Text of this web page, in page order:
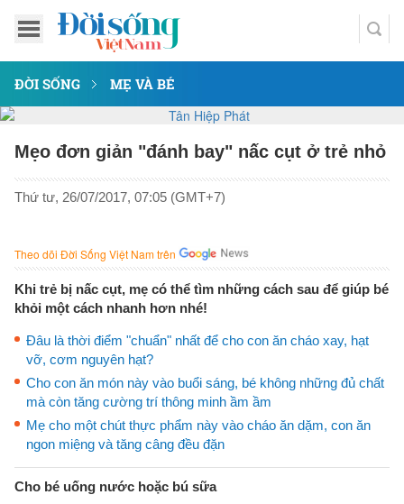
ĐỜI SỐNG MẸ VÀ BÉ
Mẹo đơn giản "đánh bay" nấc cụt ở trẻ nhỏ
Thứ tư, 26/07/2017, 07:05 (GMT+7)
Theo dõi Đời Sống Việt Nam trên
Khi trẻ bị nấc cụt, mẹ có thể tìm những cách sau để giúp bé
khỏi một cách nhanh hơn nhé!
Đâu là thời điểm "chuẩn" nhất để cho con ăn cháo xay, hạt
vỡ, cơm nguyên hạt?
Cho con ăn món này vào buổi sáng, bé không những đủ chất
mà còn tăng cường trí thông minh ầm ầm
Mẹ cho một chút thực phẩm này vào cháo ăn dặm, con ăn
ngon miệng và tăng câng đều đặn
Cho bé uống nước hoặc bú sữa